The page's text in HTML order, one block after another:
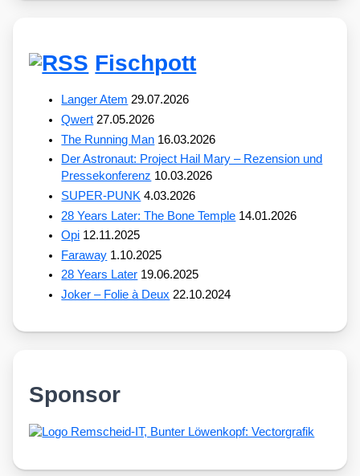
Fischpott
Langer Atem 29.07.2026
Qwert 27.05.2026
The Running Man 16.03.2026
Der Astronaut: Project Hail Mary – Rezension und
Pressekonferenz 10.03.2026
SUPER-PUNK 4.03.2026
28 Years Later: The Bone Temple 14.01.2026
Opi 12.11.2025
Faraway 1.10.2025
28 Years Later 19.06.2025
Joker – Folie à Deux 22.10.2024
Sponsor